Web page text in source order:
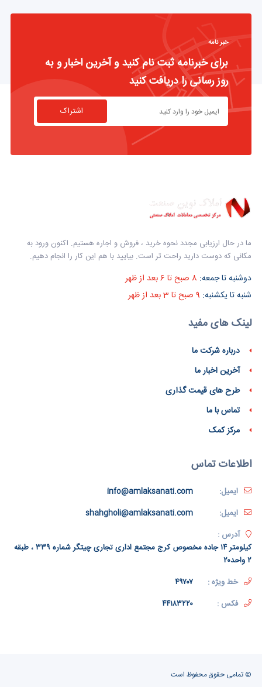
خبر نامه
برای خبرنامه ثبت نام کنید و آخرین اخبار و به
روز رسانی را دریافت کنید
اشتراک
ما در حال ارزیابی مجدد نحوه خرید ، فروش و اجاره هستیم. اکنون ورود به
مکانی که دوست دارید راحت تر است. بیایید با هم این کار را انجام دهیم.
دوشنبه تا جمعه:
شنبه تا یکشنبه:
لینک های مفید
درباره شرکت ما
آخرین اخبار ما
طرح های قیمت گذاری
تماس با ما
مرکز کمک
اطلاعات تماس
ایمیل:
info@amlaksanati.com
ایمیل:
shahgholi@amlaksanati.com
آدرس :
کیلومتر ۱۴ جاده مخصوص کرج مجتمع اداری تجاری چیتگر شماره ۳۳۹ ، طبقه
۲ واحد۲۰
خط ویژه :
۴۹۷۰۷
فکس :
۴۴۱۸۳۲۲۰
© تمامی حقوق محفوظ است